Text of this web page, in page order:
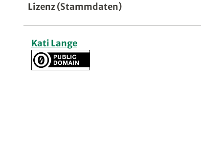
Lizenz (Stammdaten)
Kati Lange